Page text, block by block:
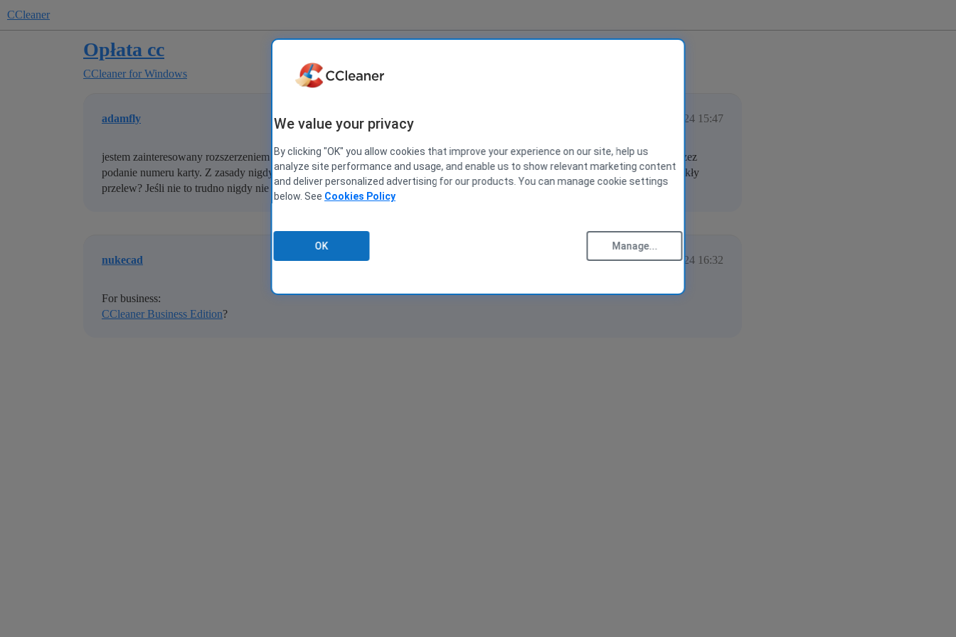
CCleaner
Opłata cc
CCleaner for Windows
adamfly 30 November 2024 15:47
jestem zainteresowany rozszerzeniem usługi profesjonalnej na komputerze w pracy. Niestety wszystkie opłaty są proponowane przez
podanie numeru karty. Z zasady nigdy tego nie podaje w intrenecie. Czy można opłacić zaawansowany biznesowo CC przez zwykły
przelew? Jeśli nie to trudno nigdy nie skorzystam.
nukecad 30 November 2024 16:32
2
For business:
CCleaner Business Edition?
We value your privacy
By clicking "OK" you allow cookies that improve your experience on our site, help us
analyze site performance and usage, and enable us to show relevant marketing content
and deliver personalized advertising for our products. You can manage cookie settings
below. See Cookies Policy
OK Manage...